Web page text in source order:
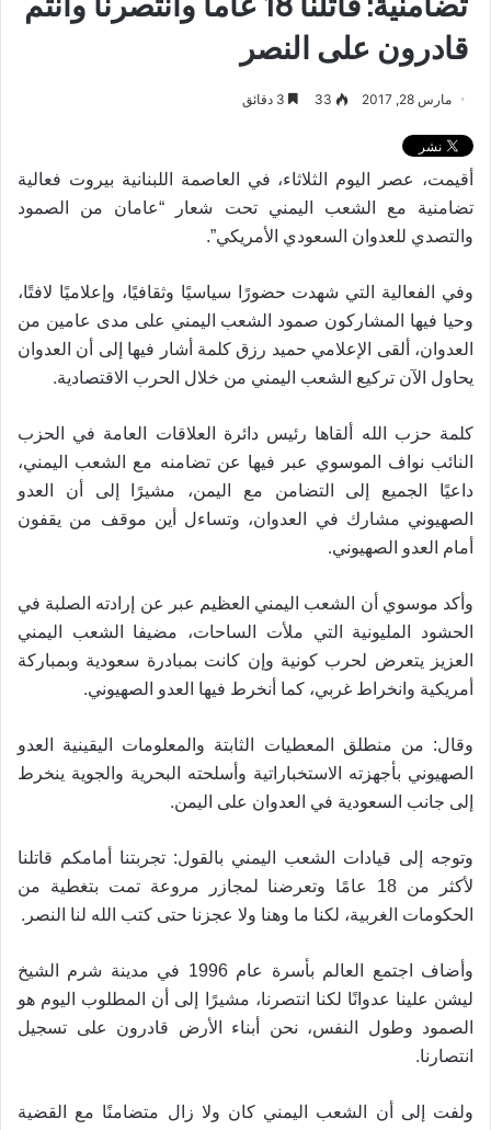
قادرون على النصر
مارس 28, 2017 33
أقيمت، عصر اليوم الثلاثاء، في العاصمة اللبنانية بيروت فعالية
تضامنية مع الشعب اليمني تحت شعار “عامان من الصمود
والتصدي للعدوان السعودي الأمريكي”.
وفي الفعالية التي شهدت حضورًا سياسيًا وثقافيًا، وإعلاميًا لافتًا،
وحيا فيها المشاركون صمود الشعب اليمني على مدى عامين من
العدوان، ألقى الإعلامي حميد رزق كلمة أشار فيها إلى أن العدوان
يحاول الآن تركيع الشعب اليمني من خلال الحرب الاقتصادية.
كلمة حزب الله ألقاها رئيس دائرة العلاقات العامة في الحزب
النائب نواف الموسوي عبر فيها عن تضامنه مع الشعب اليمني،
داعيًا الجميع إلى التضامن مع اليمن، مشيرًا إلى أن العدو
الصهيوني مشارك في العدوان، وتساءل أين موقف من يقفون
أمام العدو الصهيوني.
وأكد موسوي أن الشعب اليمني العظيم عبر عن إرادته الصلبة في
الحشود المليونية التي ملأت الساحات، مضيفا الشعب اليمني
العزيز يتعرض لحرب كونية وإن كانت بمبادرة سعودية وبمباركة
أمريكية وانخراط غربي، كما أنخرط فيها العدو الصهيوني.
وقال: من منطلق المعطيات الثابتة والمعلومات اليقينية العدو
الصهيوني بأجهزته الاستخباراتية وأسلحته البحرية والجوية ينخرط
إلى جانب السعودية في العدوان على اليمن.
وتوجه إلى قيادات الشعب اليمني بالقول: تجربتنا أمامكم قاتلنا
لأكثر من 18 عامًا وتعرضنا لمجازر مروعة تمت بتغطية من
الحكومات الغربية، لكنا ما وهنا ولا عجزنا حتى كتب الله لنا النصر .
وأضاف اجتمع العالم بأسرة عام 1996 في مدينة شرم الشيخ
ليشن علينا عدوانًا لكنا انتصرنا، مشيرًا إلى أن المطلوب اليوم هو
الصمود وطول النفس، نحن أبناء الأرض قادرون على تسجيل
انتصارنا.
ولفت إلى أن الشعب اليمني كان ولا زال متضامنًا مع القضية